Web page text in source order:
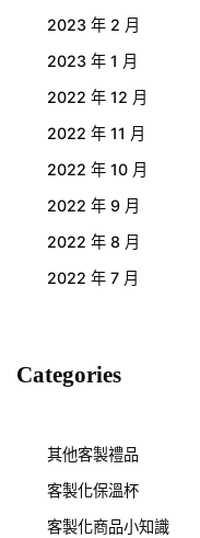
2023 年 2 月
2023 年 1 月
2022 年 12 月
2022 年 11 月
2022 年 10 月
2022 年 9 月
2022 年 8 月
2022 年 7 月
Categories
其他客製禮品
客製化保溫杯
客製化商品小知識